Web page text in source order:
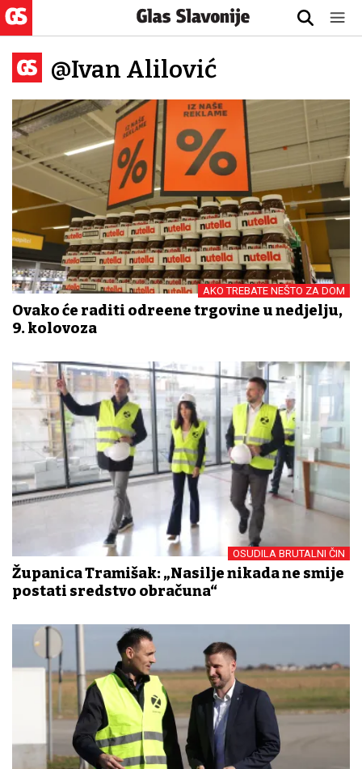
@Ivan Alilović
AKO TREBATE NEŠTO ZA DOM
Ovako će raditi određene trgovine u nedjelju,
9. kolovoza
OSUDILA BRUTALNI ČIN
Županica Tramišak: „Nasilje nikada ne smije
postati sredstvo obračuna“